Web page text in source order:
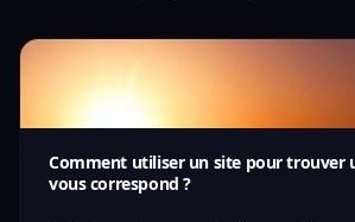
Comment utiliser un site pour trouver
vous correspond ?